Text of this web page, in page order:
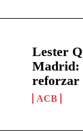
Lester
Madrid:
reforzar
ACB